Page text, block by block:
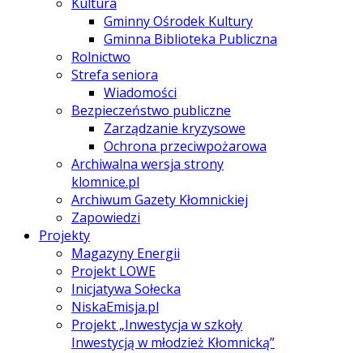
Gminny Ośrodek Kultury
Gminna Biblioteka Publiczna
Rolnictwo
Strefa seniora
Wiadomości
Bezpieczeństwo publiczne
Zarządzanie kryzysowe
Ochrona przeciwpożarowa
Archiwalna wersja strony
klomnice.pl
Archiwum Gazety Kłomnickiej
Zapowiedzi
Projekty
Magazyny Energii
Projekt LOWE
Inicjatywa Sołecka
NiskaEmisja.pl
Projekt „Inwestycja w szkoły
Inwestycją w młodzież Kłomnicką”